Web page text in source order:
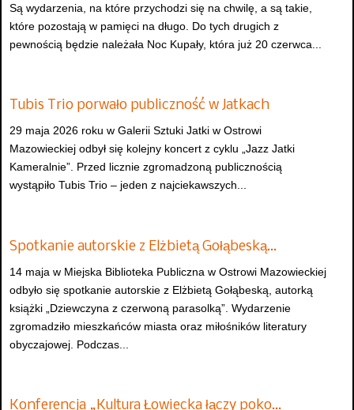
Są wydarzenia, na które przychodzi się na chwilę, a są takie,
które pozostają w pamięci na długo. Do tych drugich z
pewnością będzie należała Noc Kupały, która już 20 czerwca...
Tubis Trio porwało publiczność w Jatkach
29 maja 2026 roku w Galerii Sztuki Jatki w Ostrowi
Mazowieckiej odbył się kolejny koncert z cyklu „Jazz Jatki
Kameralnie”. Przed licznie zgromadzoną publicznością
wystąpiło Tubis Trio – jeden z najciekawszych...
Spotkanie autorskie z Elżbietą Gołąbeską…
14 maja w Miejska Biblioteka Publiczna w Ostrowi Mazowieckiej
odbyło się spotkanie autorskie z Elżbietą Gołąbeską, autorką
książki „Dziewczyna z czerwoną parasolką”. Wydarzenie
zgromadziło mieszkańców miasta oraz miłośników literatury
obyczajowej. Podczas...
Konferencja „Kultura Łowiecka łączy poko…